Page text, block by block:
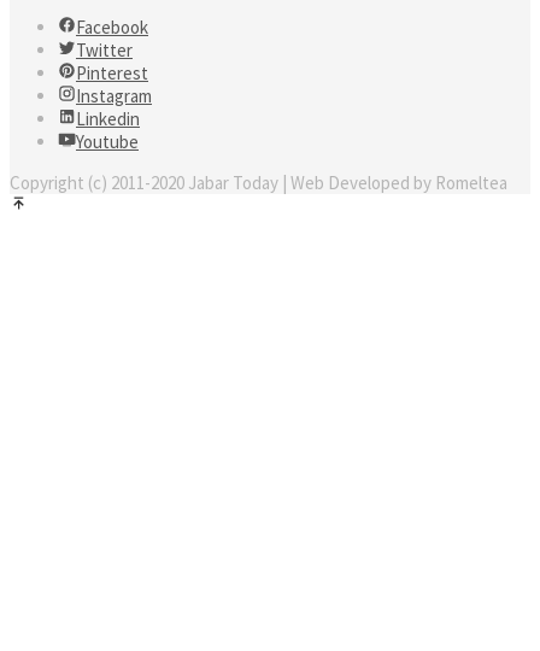
Facebook
Twitter
Pinterest
Instagram
Linkedin
Youtube
Copyright (c) 2011-2020 Jabar Today | Web Developed by Romeltea